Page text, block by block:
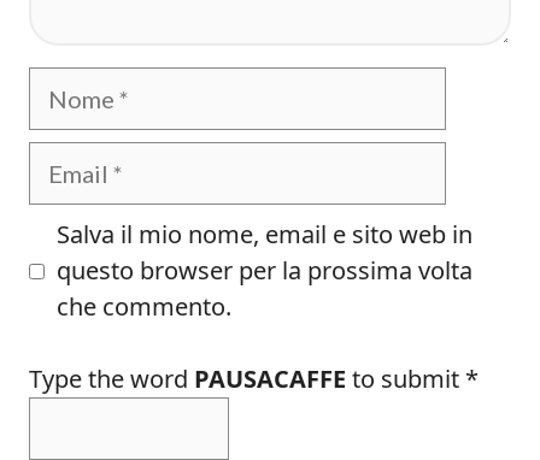
Nome
Email
Salva il mio nome, email e sito web in
questo browser per la prossima volta
che commento.
Type the word PAUSACAFFE to submit *